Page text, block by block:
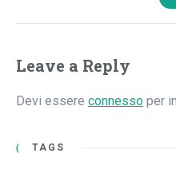
Leave a Reply
Devi essere connesso per
TAGS